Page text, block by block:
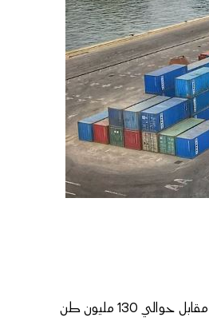
بلغ الرواج الإجمالي على صعيد الموانئ المغربية برسم الفصل الأول من سنة 2026، 148,6 مليون طن مقابل حوالي 130 مليون طن